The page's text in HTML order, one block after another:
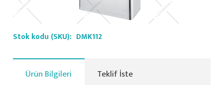
Stok kodu (SKU): DMK112
Ürün Bilgileri Teklif İste